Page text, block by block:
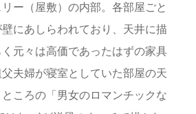
ー（屋敷）の内部。各部屋ごと
にあしらわれており、天井に描
元々は高価であったはずの家具
夫婦が寝室としていた部屋の天
ころの「男女のロマンチックな